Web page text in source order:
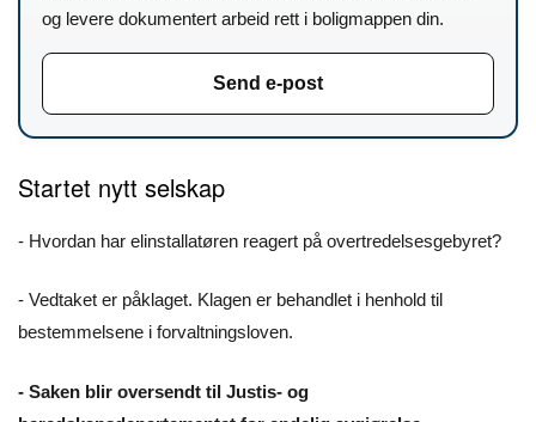
og levere dokumentert arbeid rett i boligmappen din.
Send e-post
Startet nytt selskap
- Hvordan har elinstallatøren reagert på overtredelsesgebyret?
- Vedtaket er påklaget. Klagen er behandlet i henhold til
bestemmelsene i forvaltningsloven.
- Saken blir oversendt til Justis- og